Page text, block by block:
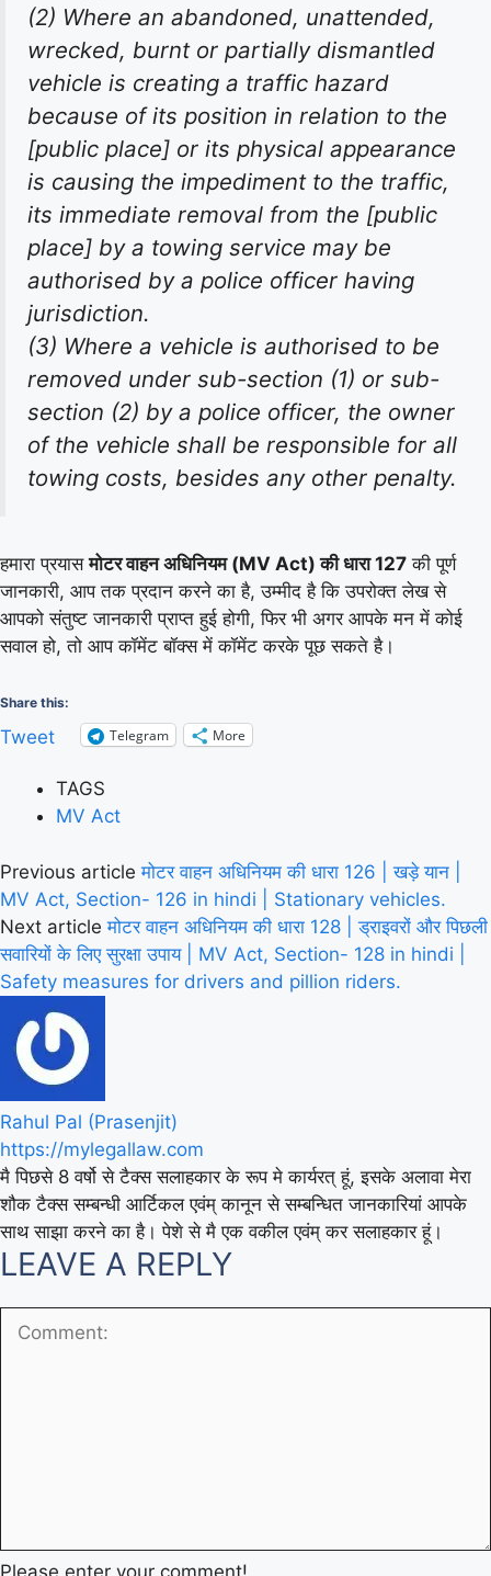
(2) Where an abandoned, unattended,
wrecked, burnt or partially dismantled
vehicle is creating a traffic hazard
because of its position in relation to the
[public place] or its physical appearance
is causing the impediment to the traffic,
its immediate removal from the [public
place] by a towing service may be
authorised by a police officer having
jurisdiction.
(3) Where a vehicle is authorised to be
removed under sub-section (1) or sub-
section (2) by a police officer, the owner
of the vehicle shall be responsible for all
towing costs, besides any other penalty.
हमारा प्रयासमोटर वाहन अधिनियम (MV Act) की धारा 127 की पूर्ण
जानकारी, आप तक प्रदान करने का है, उम्मीद है कि उपरोक्त लेख से
आपको संतुष्ट जानकारी प्राप्त हुई होगी, फिर भी अगर आपके मन में कोई
सवाल हो, तो आप कॉमेंट बॉक्स में कॉमेंट करके पूछ सकते है।
Share this:
Tweet Telegram More
TAGS
MV Act
Previous article मोटर वाहन अधिनियम की धारा 126 | खड़े यान |
MV Act, Section- 126 in hindi | Stationary vehicles.
Next article मोटर वाहन अधिनियम की धारा 128 | ड्राइवरों और पिछली
सवारियों के लिए सुरक्षा उपाय | MV Act, Section- 128 in hindi |
Safety measures for drivers and pillion riders.
Rahul Pal (Prasenjit)
https://mylegallaw.com
मै पिछसे 8 वर्षो से टैक्स सलाहकार के रूप मे कार्यरत् हूं, इसके अलावा मेरा
शौक टैक्स सम्बन्धी आर्टिकल एवंम् कानून से सम्बन्धित जानकारियां आपके
साथ साझा करने का है। पेशे से मै एक वकील एवंम् कर सलाहकार हूं।
LEAVE A REPLY
Please enter your comment!